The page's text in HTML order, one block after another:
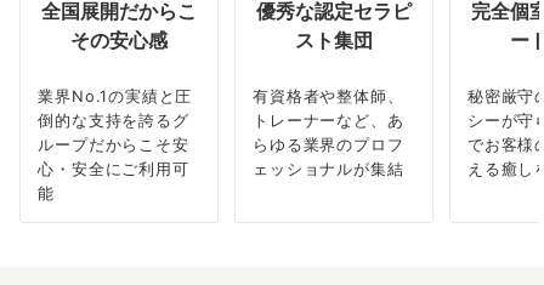
全国展開だからこ
その安心感
業界No.1の実績と圧
倒的な支持を誇るグ
ループだからこそ安
心・安全にご利用可
能
優秀な認定セラピ
スト集団
有資格者や整体師、
トレーナーなど、あ
らゆる業界のプロフ
ェッショナルが集結
完全個
ー
秘密厳守
シーが守
でお客様
える癒し